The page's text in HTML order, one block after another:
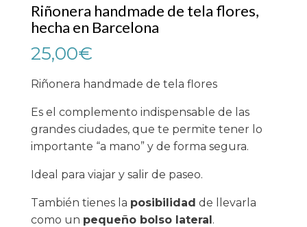
Riñonera handmade de tela flores,
hecha en Barcelona
25,00€
Riñonera handmade de tela flores
Es el complemento indispensable de las
grandes ciudades, que te permite tener lo
importante “a mano” y de forma segura.
Ideal para viajar y salir de paseo.
También tienes la posibilidad de llevarla
como un pequeño bolso lateral.